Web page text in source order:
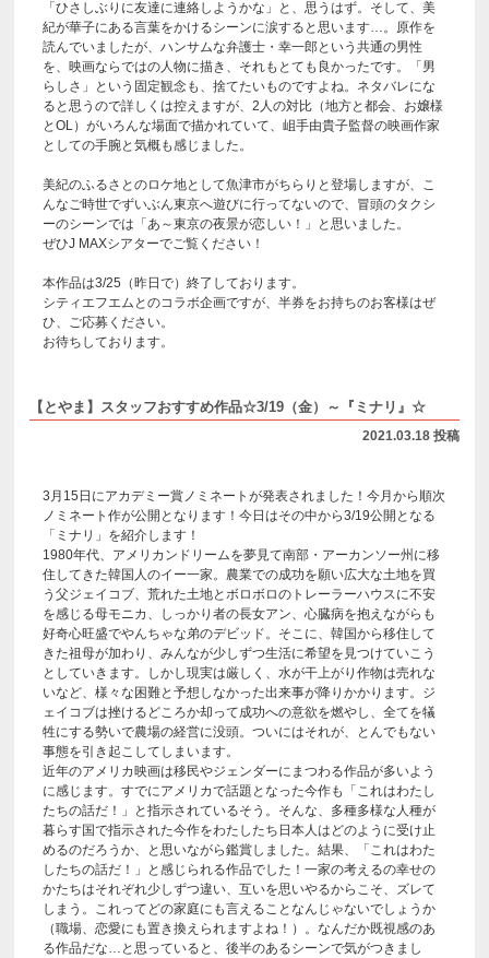
「ひさしぶりに友達に連絡しようかな」と、思うはず。そして、美
紀が華子にある言葉をかけるシーンに涙すると思います…。原作を
読んでいましたが、ハンサムな弁護士・幸一郎という共通の男性
を、映画ならではの人物に描き、それもとても良かったです。「男
らしさ」という固定観念も、捨てたいものですよね。ネタバレにな
ると思うので詳しくは控えますが、2人の対比（地方と都会、お嬢様
とOL）がいろんな場面で描かれていて、岨手由貴子監督の映画作家
としての手腕と気概も感じました。
美紀のふるさとのロケ地として魚津市がちらりと登場しますが、こ
んなご時世でずいぶん東京へ遊びに行ってないので、冒頭のタクシ
ーのシーンでは「あ～東京の夜景が恋しい！」と思いました。
ぜひJ MAXシアターでご覧ください！
本作品は3/25（昨日で）終了しております。
シティエフエムとのコラボ企画ですが、半券をお持ちのお客様はぜ
ひ、ご応募ください。
お待ちしております。
【とやま】スタッフおすすめ作品☆3/19（金）～『ミナリ』☆
2021.03.18 投稿
3月15日にアカデミー賞ノミネートが発表されました！今月から順次
ノミネート作が公開となります！今日はその中から3/19公開となる
「ミナリ」を紹介します！
1980年代、アメリカンドリームを夢見て南部・アーカンソー州に移
住してきた韓国人のイー一家。農業での成功を願い広大な土地を買
う父ジェイコブ、荒れた土地とボロボロのトレーラーハウスに不安
を感じる母モニカ、しっかり者の長女アン、心臓病を抱えながらも
好奇心旺盛でやんちゃな弟のデビッド。そこに、韓国から移住して
きた祖母が加わり、みんなが少しずつ生活に希望を見つけていこう
としていきます。しかし現実は厳しく、水が干上がり作物は売れな
いなど、様々な困難と予想しなかった出来事が降りかかります。ジ
ェイコブは挫けるどころか却って成功への意欲を燃やし、全てを犠
牲にする勢いで農場の経営に没頭。ついにはそれが、とんでもない
事態を引き起こしてしまいます。
近年のアメリカ映画は移民やジェンダーにまつわる作品が多いよう
に感じます。すでにアメリカで話題となった今作も「これはわたし
たちの話だ！」と指示されているそう。そんな、多種多様な人種が
暮らす国で指示された今作をわたしたち日本人はどのように受け止
めるのだろうか、と思いながら鑑賞しました。結果、「これはわた
したちの話だ！」と感じられる作品でした！一家の考えるの幸せの
かたちはそれぞれ少しずつ違い、互いを思いやるからこそ、ズレて
しまう。これってどの家庭にも言えることなんじゃないでしょうか
（職場、恋愛にも置き換えられますよね！）。なんだか既視感のあ
る作品だな…と思っていると、後半のあるシーンで気がつきまし